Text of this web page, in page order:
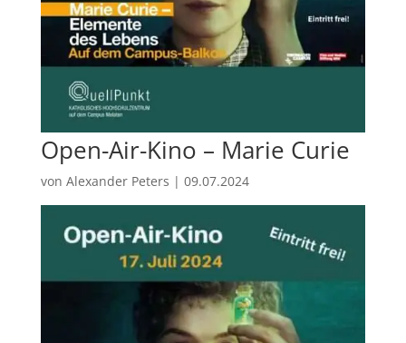
Open-Air-Kino – Marie Curie
von Alexander Peters | 09.07.2024